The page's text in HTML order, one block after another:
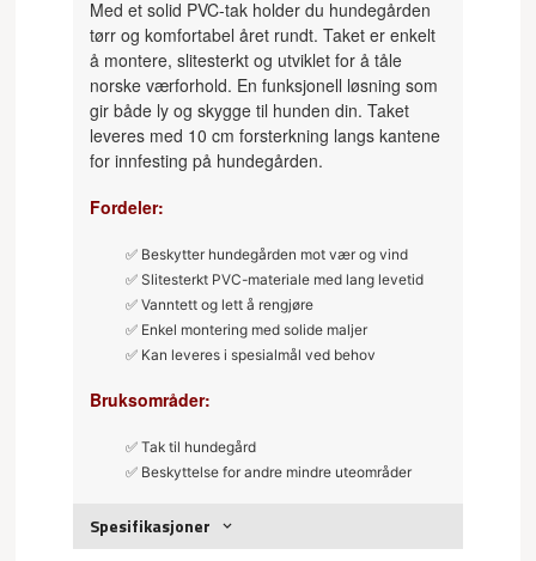
Med et solid PVC-tak holder du hundegården
tørr og komfortabel året rundt. Taket er enkelt
å montere, slitesterkt og utviklet for å tåle
norske værforhold. En funksjonell løsning som
gir både ly og skygge til hunden din. Taket
leveres med 10 cm forsterkning langs kantene
for innfesting på hundegården.
Fordeler:
✅ Beskytter hundegården mot vær og vind
✅Slitesterkt PVC-materiale med lang levetid
✅Vanntett og lett å rengjøre
✅ Enkel montering med solide maljer
✅ Kan leveres i spesialmål ved behov
Bruksområder:
✅Tak til hundegård
✅ Beskyttelse for andre mindre uteområder
Spesifikasjoner